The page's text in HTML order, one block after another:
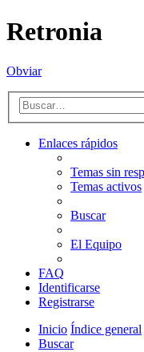
Retronia
Obviar
Enlaces rápidos
Temas sin
Temas activos
Buscar
El Equipo
FAQ
Identificarse
Registrarse
Inicio Índice general
Buscar